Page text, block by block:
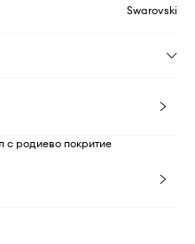
Swarovski
с родиево покритие